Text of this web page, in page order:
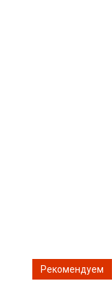
Рекомендуем